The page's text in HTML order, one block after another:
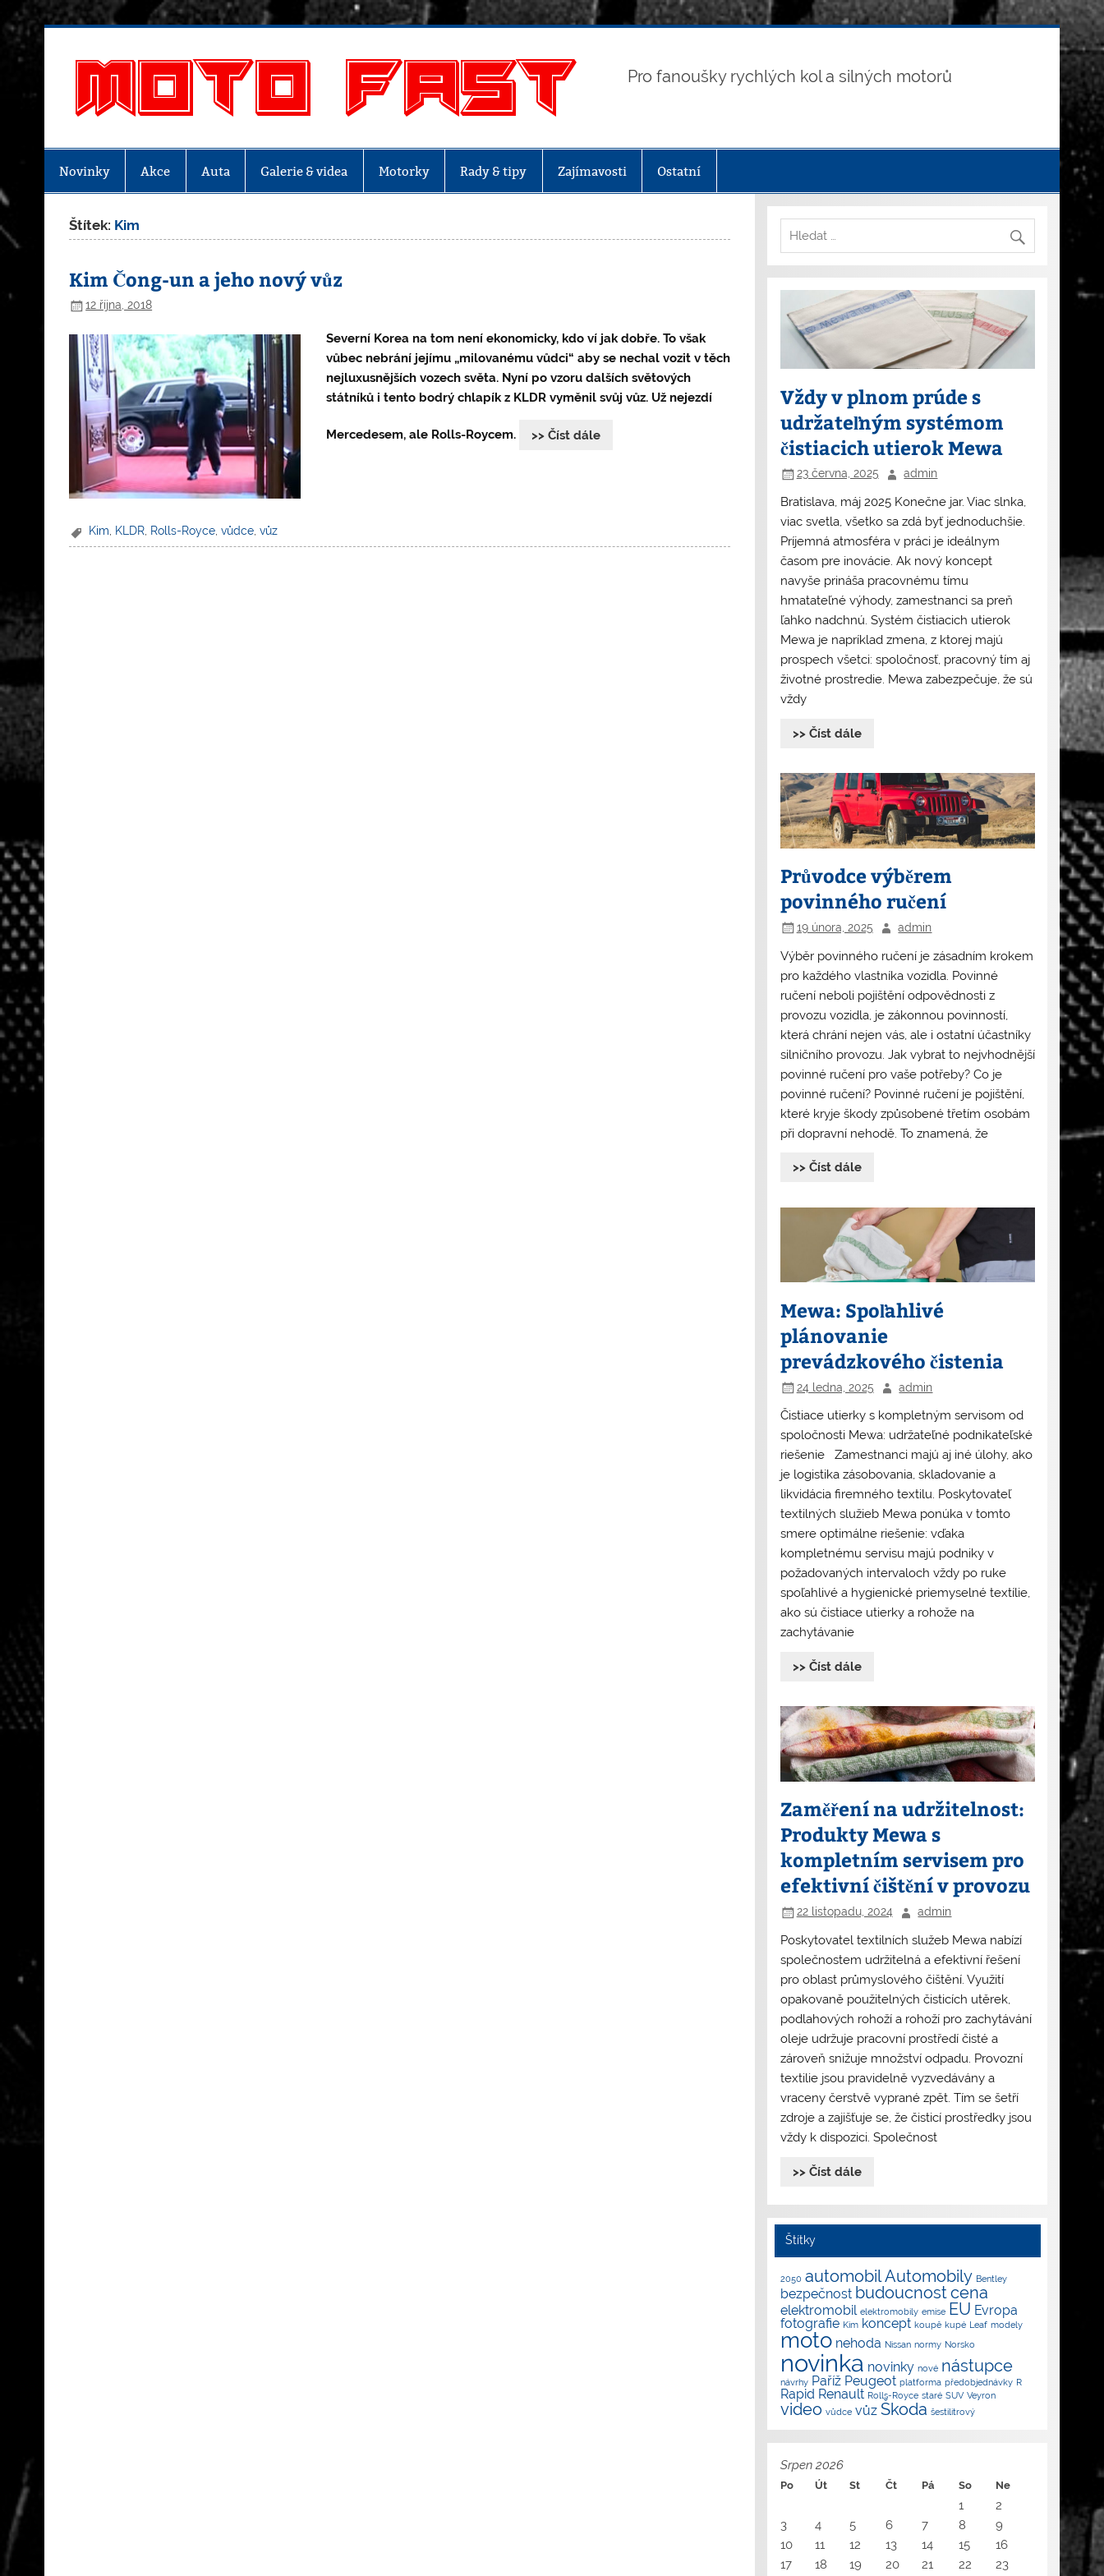
Skip
content
Motofast
Pro fanoušky rychlých kol a silných motorů
Novinky Akce Auta Galerie & videa Motorky Rady & tipy Zajímavosti Ostatní
Štítek: Kim
Kim Čong-un a jeho nový vůz
12 října, 2018
Severní Korea na tom není ekonomicky, kdo ví jak dobře. To však
vůbec nebrání jejímu „milovanému vůdci“ aby se nechal vozit v těch
nejluxusnějších vozech světa. Nyní po vzoru dalších světových
státníků i tento bodrý chlapík z KLDR vyměnil svůj vůz. Už nejezdí
Mercedesem, ale Rolls-Roycem. >> Číst dále
Kim KLDR Rolls-Royce ,vůdce ,vůz
Vždy v plnom prúde s
udržateľným systémom
čistiacich utierok Mewa
23 června, 2025 admin
Bratislava, máj 2025 Konečne jar. Viac slnka,
viac svetla, všetko sa zdá byť jednoduchšie.
Príjemná atmosféra v práci je ideálnym
časom pre inovácie. Ak nový koncept
navyše prináša pracovnému tímu
hmatateľné výhody, zamestnanci sa preň
ľahko nadchnú. Systém čistiacich utierok
Mewa je napríklad zmena, z ktorej majú
prospech všetci: spoločnosť, pracovný tím aj
životné prostredie. Mewa zabezpečuje, že sú
vždy
>> Číst dále
Průvodce výběrem
povinného ručení
19 února, 2025 admin
Výběr povinného ručení je zásadním krokem
pro každého vlastníka vozidla. Povinné
ručení neboli pojištění odpovědnosti z
provozu vozidla, je zákonnou povinností,
která chrání nejen vás, ale i ostatní účastníky
silničního provozu. Jak vybrat to nejvhodnější
povinné ručení pro vaše potřeby? Co je
povinné ručení? Povinné ručení je pojištění,
které kryje škody způsobené třetím osobám
při dopravní nehodě. To znamená, že
>> Číst dále
Mewa: Spoľahlivé
plánovanie
prevádzkového čistenia
24 ledna, 2025 admin
Čistiace utierky s kompletným servisom od
spoločnosti Mewa: udržateľné podnikateľské
riešenie Zamestnanci majú aj iné úlohy, ako
je logistika zásobovania, skladovanie a
likvidácia firemného textilu. Poskytovateľ
textilných služieb Mewa ponúka v tomto
smere optimálne riešenie: vďaka
kompletnému servisu majú podniky v
požadovaných intervaloch vždy po ruke
spoľahlivé a hygienické priemyselné textílie,
ako sú čistiace utierky a rohože na
zachytávanie
>> Číst dále
Zaměření na udržitelnost:
Produkty Mewa s
kompletním servisem pro
efektivní čištění v provozu
22 listopadu, 2024 admin
Poskytovatel textilních služeb Mewa nabízí
společnostem udržitelná a efektivní řešení
pro oblast průmyslového čištění. Využití
opakovaně použitelných čisticích utěrek,
podlahových rohoží a rohoží pro zachytávání
oleje udržuje pracovní prostředí čisté a
zároveň snižuje množství odpadu. Provozní
textilie jsou pravidelně vyzvedávány a
vraceny čerstvě vyprané zpět. Tím se šetří
zdroje a zajišťuje se, že čisticí prostředky jsou
vždy k dispozici. Společnost
>> Číst dále
Štítky
2050 automobilAutomobily Bentley
bezpečnost budoucnostcena
elektromobil elektromobily emise EU Evropa
fotografie Kim koncept koupě kupé Leaf modely
moto nehoda Nissan normy Norsko
novinka novinky nové nástupce
návrhy Paříž Peugeot platforma předobjednávky R
Rapid Renault Rolls-Royce staré SUV Veyron
video vůdce vůz Škoda šestilitrový
Srpen 2026
Po Út St Čt Pá So Ne
1
2
3
4 5 6 7 8
9
10
11 12 13 14 15
16
17
18 19 20 21 22 23